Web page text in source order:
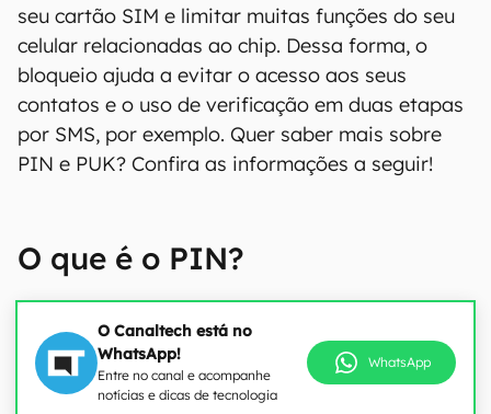
seu cartão SIM e limitar muitas funções do seu
celular relacionadas ao chip. Dessa forma, o
bloqueio ajuda a evitar o acesso aos seus
contatos e o uso de verificação em duas etapas
por SMS, por exemplo. Quer saber mais sobre
PIN e PUK? Confira as informações a seguir!
O que é o PIN?
O Canaltech está no
WhatsApp!
Entre no canal e acompanhe
notícias e dicas de tecnologia
WhatsApp